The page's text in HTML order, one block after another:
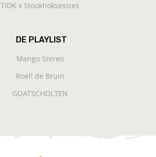
TIDK x Stookhoksessies
DE PLAYLIST
Mango Stereo
Roel! de Bruin
GOATSCHOLTEN